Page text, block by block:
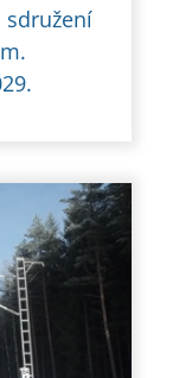
sdružení